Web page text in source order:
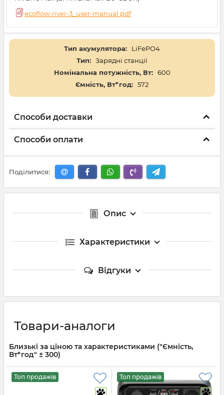
ecoflow-river-3_user-manual.pdf
Тип акумулятора:
LiFePO4
Тип: Зарядні станції
Номінальна потужність, Вт: 600
Ємність, Вт*год: 572
Способи доставки
Способи оплати
Поділитися:
Опис
Характеристики
Відгуки
Товари-аналоги
Близькі за ціною та характеристиками ("Ємність,
Вт*год" ± 300)
Топ продажів Топ продажів